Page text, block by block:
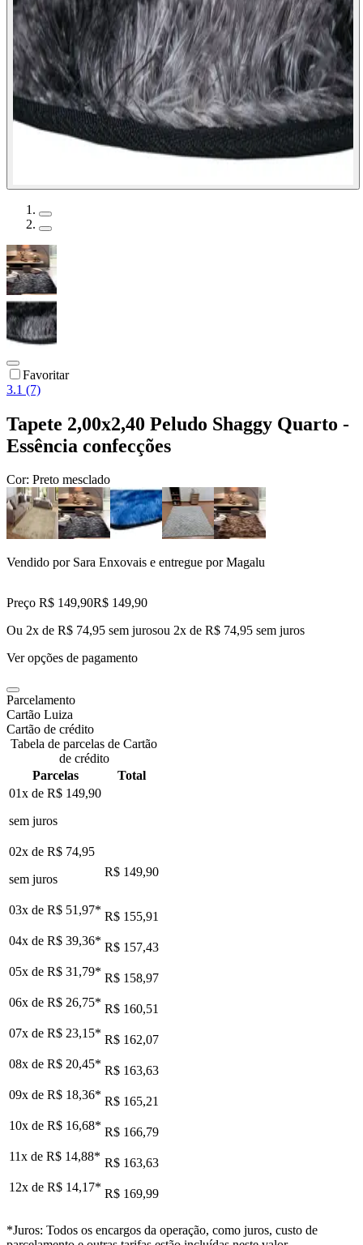
Favoritar
3.1 (7)
Tapete 2,00x2,40 Peludo Shaggy Quarto -
Essência confecções
Cor: Preto mesclado
Vendido por Sara Enxovais e entregue por Magalu
Preço R$ 149,90R$ 149,90
Ou 2x de R$ 74,95 sem jurosou 2x de R$ 74,95 sem juros
Ver opções de pagamento
Parcelamento
Cartão Luiza
Cartão de crédito
Tabela de parcelas de Cartão
de crédito
Parcelas
Total
01x de R$ 149,90
sem juros
02x de R$ 74,95
sem juros
R$ 149,90
03x de R$ 51,97* R$ 155,91
04x de R$ 39,36* R$ 157,43
05x de R$ 31,79* R$ 158,97
06x de R$ 26,75* R$ 160,51
07x de R$ 23,15* R$ 162,07
08x de R$ 20,45* R$ 163,63
09x de R$ 18,36* R$ 165,21
10x de R$ 16,68* R$ 166,79
11x de R$ 14,88* R$ 163,63
12x de R$ 14,17* R$ 169,99
*Juros: Todos os encargos da operação, como juros, custo de